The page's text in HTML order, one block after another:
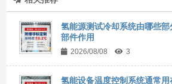
氢能源测试冷却系统由哪些
部件作用
2026/08/08 3
氢能设备温度控制系统通常